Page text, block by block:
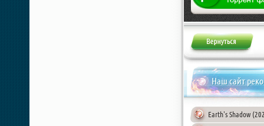
Наш сайт
Earth's Shadow